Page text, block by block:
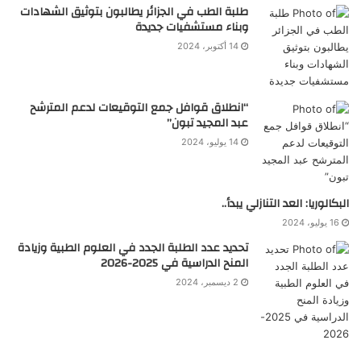
طلبة الطب في الجزائر يطالبون بتوثيق الشهادات
وبناء مستشفيات جديدة
14 أكتوبر، 2024
“انطلاق قوافل جمع التوقيعات لدعم المترشح
عبد المجيد تبون”
14 يوليو، 2024
البكالوريا: العد التنازلي يبدأ..
16 يوليو، 2024
تحديد عدد الطلبة الجدد في العلوم الطبية وزيادة
المنح الدراسية في 2025-2026
2 ديسمبر، 2024